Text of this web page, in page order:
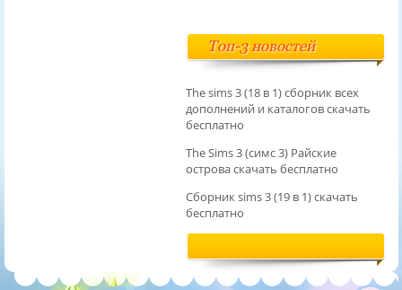
Топ-3 новостей
The sims 3 (18 в 1) сборник всех
дополнений и каталогов скачать
бесплатно
The Sims 3 (симс 3) Райские
острова скачать бесплатно
Сборник sims 3 (19 в 1) скачать
бесплатно